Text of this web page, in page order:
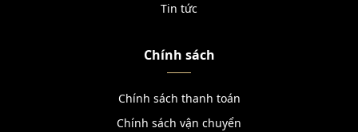
Tin tức
Chính sách
Chính sách thanh toán
Chính sách vận chuyển